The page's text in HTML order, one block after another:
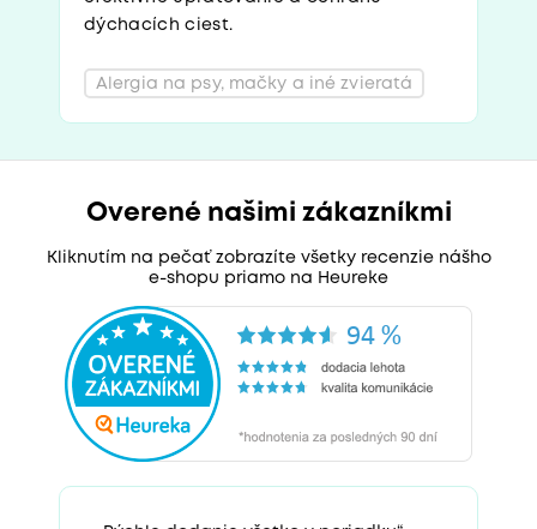
dýchacích ciest.
Alergia na psy, mačky a iné zvieratá
Overené našimi zákazníkmi
Kliknutím na pečať zobrazíte všetky recenzie nášho
e-shopu priamo na Heureke